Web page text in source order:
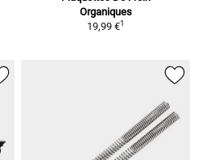
Organiques
19,99 €1